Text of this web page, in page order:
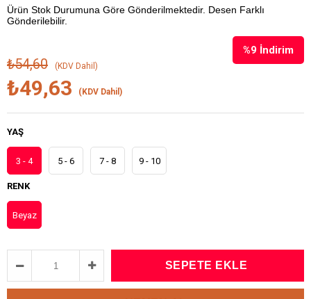
Ürün Stok Durumuna Göre Gönderilmektedir. Desen Farklı
Gönderilebilir.
%9 İndirim
₺54,60 (KDV Dahil)
₺49,63 (KDV Dahil)
YAŞ
3 - 4 5 - 6 7 - 8 9 - 10
RENK
Beyaz